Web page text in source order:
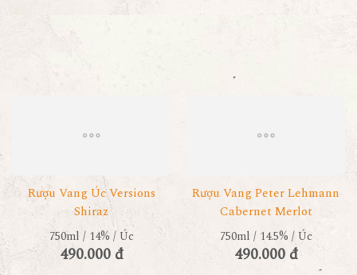
Rượu Vang Úc Versions
Shiraz
750ml / 14% / Úc
490.000 đ
Rượu Vang Peter Lehmann
Cabernet Merlot
750ml / 14.5% / Úc
490.000 đ